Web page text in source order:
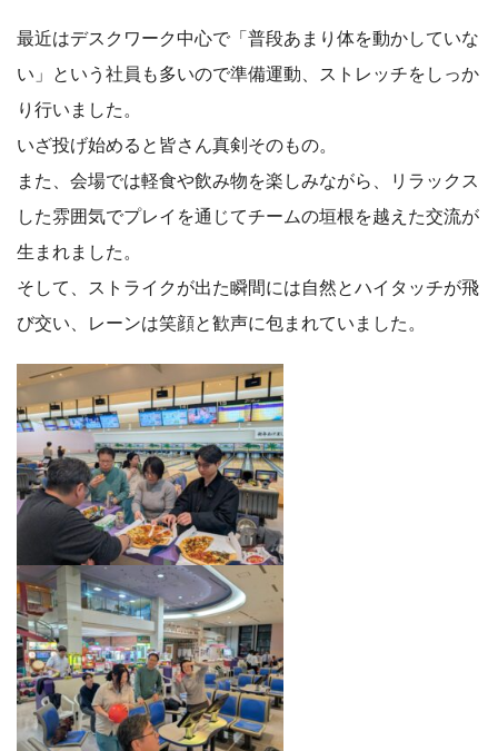
最近はデスクワーク中心で「普段あまり体を動かしていな
い」という社員も多いので準備運動、ストレッチをしっか
り行いました。
いざ投げ始めると皆さん真剣そのもの。
また、会場では軽食や飲み物を楽しみながら、リラックス
した雰囲気でプレイを通じてチームの垣根を越えた交流が
生まれました。
そして、ストライクが出た瞬間には自然とハイタッチが飛
び交い、レーンは笑顔と歓声に包まれていました。